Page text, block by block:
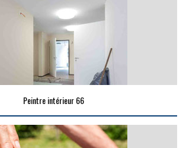
Peintre intérieur 66